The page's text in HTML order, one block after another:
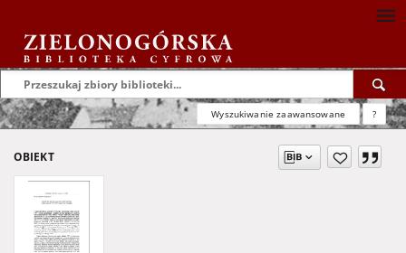
Wyszukiwanie zaawansowane ?
OBIEKT